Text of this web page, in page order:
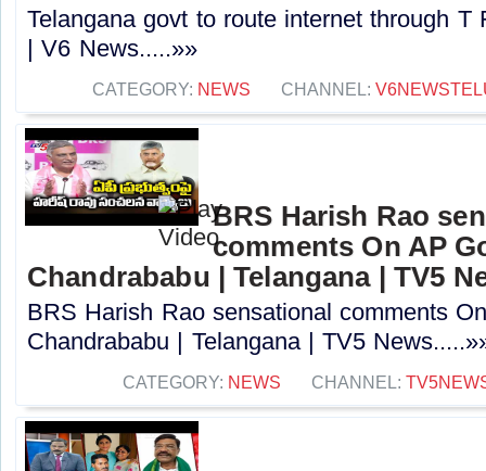
Telangana govt to route internet through T
| V6 News.....»»
CATEGORY: NEWS CHANNEL:
BRS Harish Rao
comments On AP
Chandrababu | Telangana | TV5
BRS Harish Rao sensational comments
Chandrababu | Telangana | TV5
CATEGORY: NEWS CHANNEL: